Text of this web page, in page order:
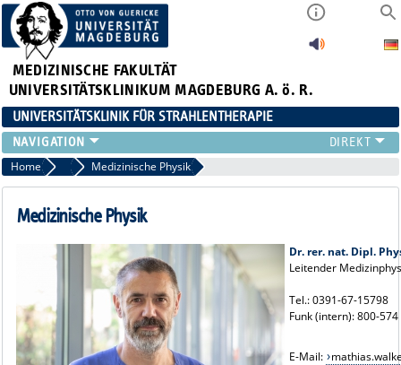
MEDIZINISCHE FAKULTÄT
UNIVERSITÄTSKLINIKUM MAGDEBURG A. ö. R.
UNIVERSITÄTSKLINIK FÜR STRAHLENTHERAPIE
KLINIK
FÜR PATIENTEN
FÜR ÄRZTE
FORSCHUNG
VIDEOS
Home Das TeamMedizinische Physik
Medizinische Physik
Dr. rer. nat. Dipl.
Leitender
Tel.: 0391-67-15798
Funk (intern): 800-574
E-Mail: